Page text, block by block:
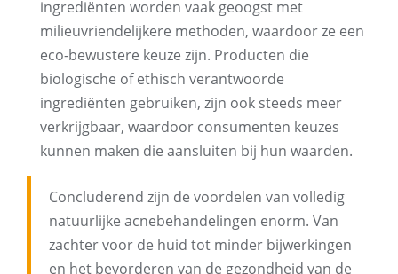
ingrediënten worden vaak geoogst met
milieuvriendelijkere methoden, waardoor ze een
eco-bewustere keuze zijn. Producten die
biologische of ethisch verantwoorde
ingrediënten gebruiken, zijn ook steeds meer
verkrijgbaar, waardoor consumenten keuzes
kunnen maken die aansluiten bij hun waarden.
Concluderend zijn de voordelen van volledig
natuurlijke acnebehandelingen enorm. Van
zachter voor de huid tot minder bijwerkingen
en het bevorderen van de gezondheid van de